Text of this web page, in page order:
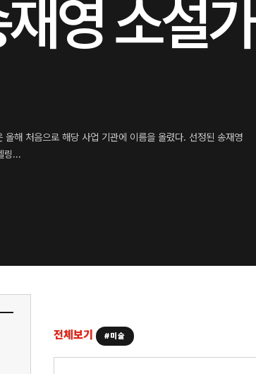
영 소설가
해 처음으로 해당 사업 기관에 이름을 올렸다. 선정된 송재영
링...
전체보기 #미술